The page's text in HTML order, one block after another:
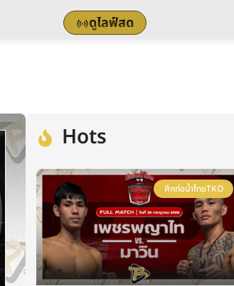
ดูไลฟ์สด
Hots
ศึกท่อน้ำไทยTKO